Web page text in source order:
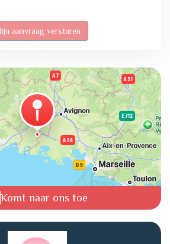
Komt naar ons toe